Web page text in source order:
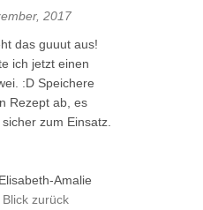
2017
das guuut aus!
ich jetzt einen
:D Speichere
Rezept ab, es
zum Einsatz.
Amalie
Blick zurück